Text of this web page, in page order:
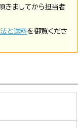
きましてから担当者
と送料を御覧くださ